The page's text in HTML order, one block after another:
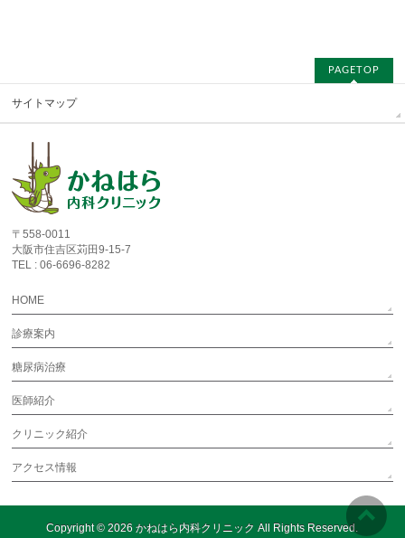
PAGETOP
サイトマップ
〒558-0011
大阪市住吉区苅田9-15-7
TEL : 06-6696-8282
HOME
診療案内
糖尿病治療
医師紹介
クリニック紹介
アクセス情報
Copyright © 2026かねはら内科クリニック All Rights Reserved.